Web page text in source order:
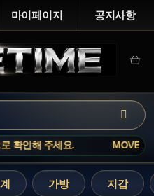
마이페이지 공지사항
인해 주세요.
가방 지갑